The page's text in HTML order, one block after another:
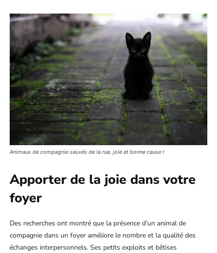
Animaux de compagnie sauvés de la rue, joie et bonne cause !
Apporter de la joie dans votre
foyer
Des recherches ont montré que la présence d’un animal de
compagnie dans un foyer améliore le nombre et la qualité des
échanges interpersonnels. Ses petits exploits et bêtises